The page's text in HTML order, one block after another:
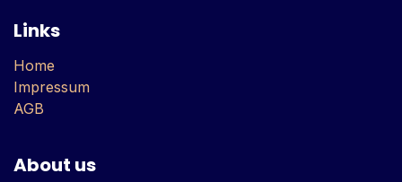
Links
Home
Impressum
AGB
About us